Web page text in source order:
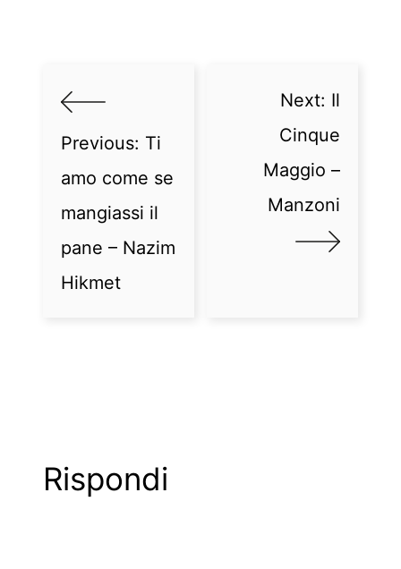
Previous: Ti
amo come se
mangiassi il
pane – Nazim
Hikmet
Next: Il
Cinque
Maggio –
Manzoni
Rispondi